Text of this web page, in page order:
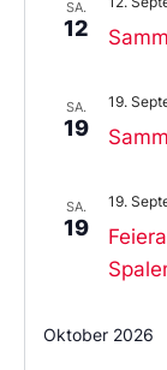
SA.
12
SA.
19
19.
SA.
19
19.
Oktober 2026